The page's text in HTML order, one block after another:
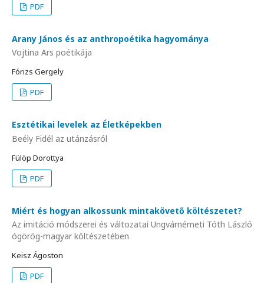
PDF
Arany János és az anthropoétika hagyománya
Vojtina Ars poétikája
Fórizs Gergely
PDF
Esztétikai levelek az Életképekben
Beély Fidél az utánzásról
Fülöp Dorottya
PDF
Miért és hogyan alkossunk mintakövető költészetet?
Az imitáció módszerei és változatai Ungvárnémeti Tóth László
ógörög-magyar költészetében
Keisz Ágoston
PDF